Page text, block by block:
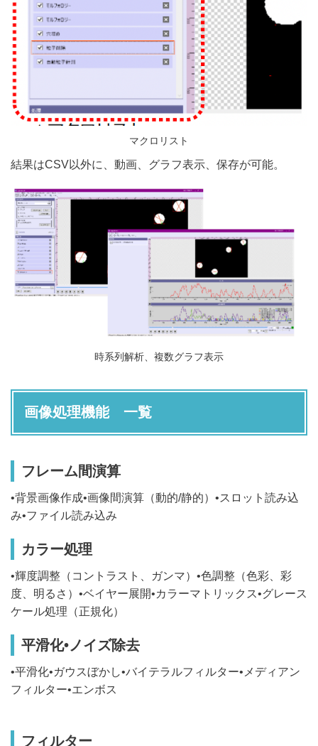
マクロリスト
結果はCSV以外に、動画、グラフ表示、保存が可能。
時系列解析、複数グラフ表示
画像処理機能 一覧
フレーム間演算
•背景画像作成•画像間演算（動的/静的）•スロット読み込
み•ファイル読み込み
カラー処理
•輝度調整（コントラスト、ガンマ）•色調整（色彩、彩
度、明るさ）•ベイヤー展開•カラーマトリックス•グレース
ケール処理（正規化）
平滑化•ノイズ除去
•平滑化•ガウスぼかし•バイテラルフィルター•メディアン
フィルター•エンボス
フィルター